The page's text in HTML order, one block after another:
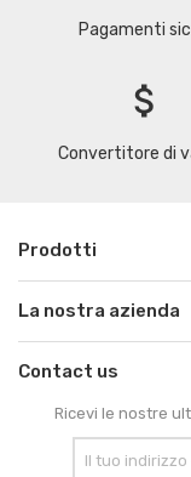
Pagamenti
attach_money
Convertitore di
Prodotti
La nostra azienda
Contact us
Ricevi le nostre